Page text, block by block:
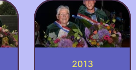
2013